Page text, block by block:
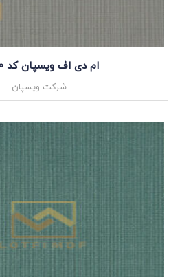
ام دی اف ویسپان کد P-210
شرکت ویسپان